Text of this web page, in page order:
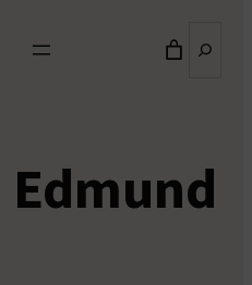
Edmund